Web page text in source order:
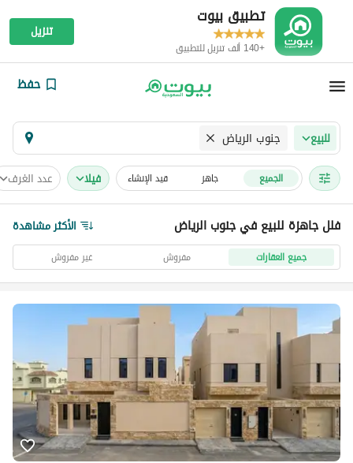
تطبيق بيوت
+140 ألف تنزيل للتطبيق
تنزيل
حفظ
للبيع جنوب الرياض
الجميع جاهز قيد الإنشاء فیلا عدد الغرف
فلل جاهزة للبيع في جنوب الرياض الأكثر مشاهدة
جميع العقارات مفروش غير مفروش